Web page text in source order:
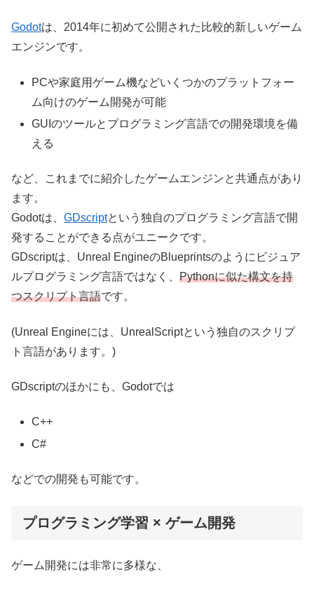
Godotは、2014年に初めて公開された比較的新しいゲーム
エンジンです。
PCや家庭用ゲーム機などいくつかのプラットフォー
ム向けのゲーム開発が可能
GUIのツールとプログラミング言語での開発環境を備
える
など、これまでに紹介したゲームエンジンと共通点があり
ます。
Godotは、 GDscriptという独自のプログラミング言語で開
発することができる点がユニークです。
GDscriptは、Unreal EngineのBlueprintsのようにビジュア
ルプログラミング言語ではなく、 Pythonに似た構文を持
つスクリプト言語です。
(Unreal Engineには、UnrealScriptという独自のスクリプ
ト言語があります。)
GDscriptのほかにも、Godotでは
C++
C#
などでの開発も可能です。
プログラミング学習 × ゲーム開発
ゲーム開発には非常に多様な、